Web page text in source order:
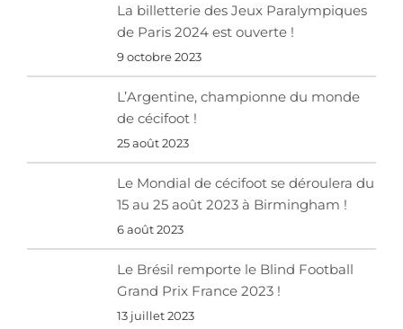
La billetterie des Jeux Paralympiques
de Paris 2024 est ouverte !
9 octobre 2023
L’Argentine, championne du monde
de cécifoot !
25 août 2023
Le Mondial de cécifoot se déroulera du
15 au 25 août 2023 à Birmingham !
6 août 2023
Le Brésil remporte le Blind Football
Grand Prix France 2023 !
13 juillet 2023